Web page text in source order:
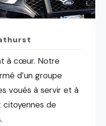
à cœur. Notre
d’un groupe
voués à servir et à
de